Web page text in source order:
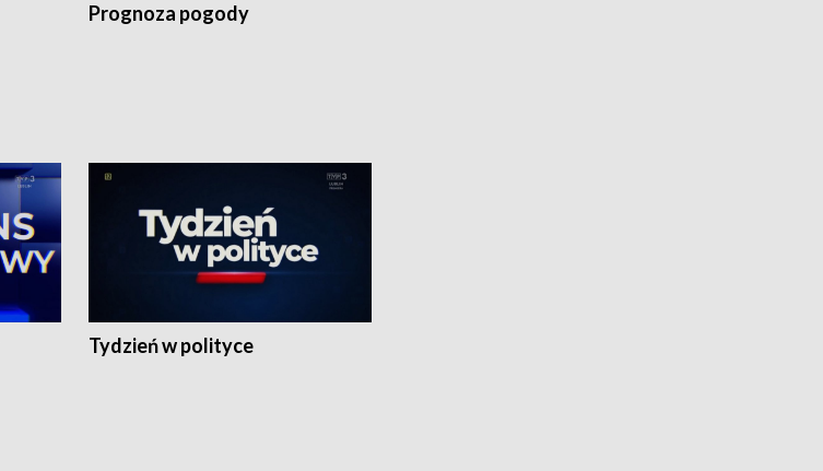
Prognoza pogody
Tydzień w polityce